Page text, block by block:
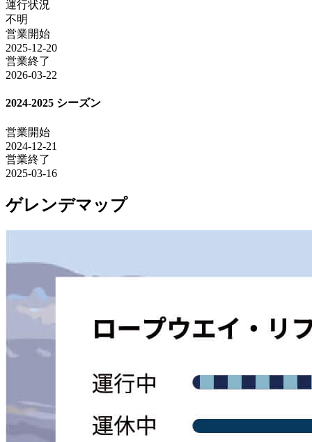
運行状況
不明
営業開始
2025-12-20
営業終了
2026-03-22
2024-2025 シーズン
営業開始
2024-12-21
営業終了
2025-03-16
ゲレンデマップ